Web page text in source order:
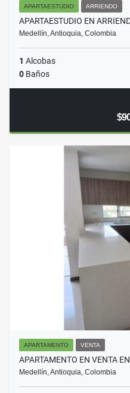
APARTAESTUDIO ARRIENDO
APARTAESTUDIO EN
Medellín, Antioquia, Colombia
1 Alcobas
0 Baños
APARTAMENTO VENTA
APARTAMENTO EN VENTA
Medellín, Antioquia, Colombia